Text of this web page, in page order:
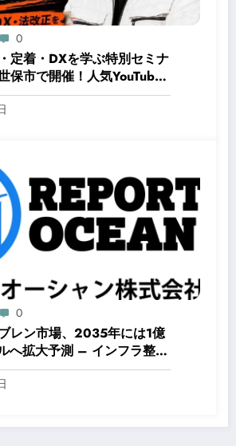
0
定着・DXを学ぶ特別セミナ
保市で開催！人気YouTuber
0
レン市場、2035年には1億
へ拡大予測 – インフラ整備
長を牽引